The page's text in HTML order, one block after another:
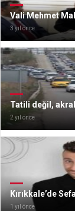
Vali Mehmet
3 yıl önce
Tatili değil,
2 yıl önce
Kırıkkale’de
1 yıl önce